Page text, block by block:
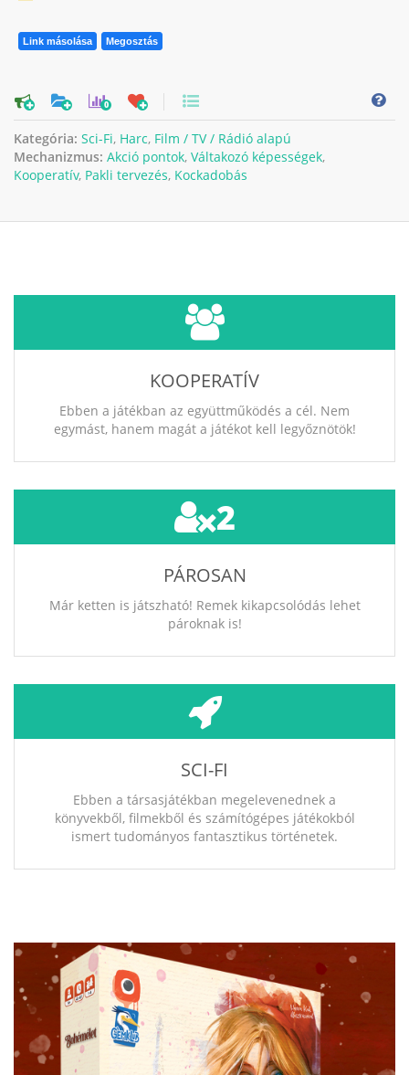
Link másolása Megosztás
0
Kategória: Sci-Fi, Harc, Film / TV / Rádió alapú
Mechanizmus: Akció pontok, Váltakozó képességek,
Kooperatív, Pakli tervezés, Kockadobás
KOOPERATÍV
Ebben a játékban az együttműködés a cél. Nem
egymást, hanem magát a játékot kell legyőznötök!
2
PÁROSAN
Már ketten is játszható! Remek kikapcsolódás lehet
pároknak is!
SCI-FI
Ebben a társasjátékban megelevenednek a
könyvekből, filmekből és számítógépes játékokból
ismert tudományos fantasztikus történetek.